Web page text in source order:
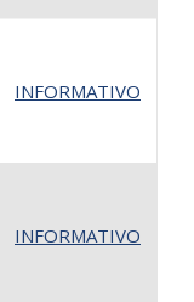
INFORMATIVO
INFORMATIVO